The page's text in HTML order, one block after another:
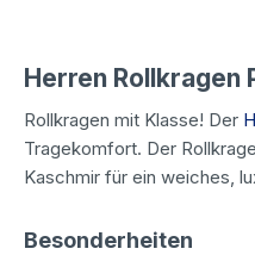
Herren Rollkragen
Rollkragen mit Klasse! Der
Tragekomfort. Der
Kaschmir für ein weiches,
Besonderheiten